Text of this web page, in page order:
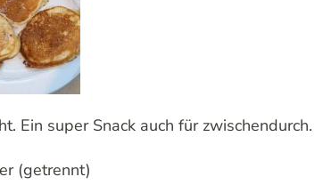
Ein super Snack auch für zwischendurch.
(getrennt)